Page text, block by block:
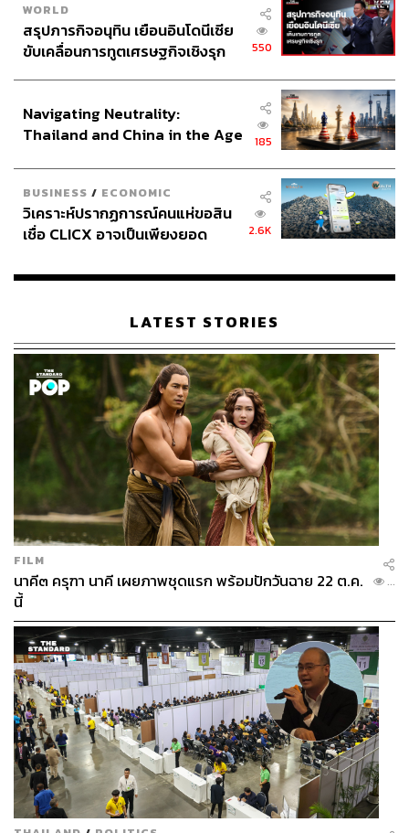
WORLD
สรุปภารกิจอนุทิน เยือนอินโดนีเซีย
ขับเคลื่อนการทูตเศรษฐกิจเชิงรุก
550
Navigating Neutrality:
Thailand and China in the Age
185
BUSINESS / ECONOMIC
วิเคราะห์ปรากฏการณ์คนแห่ขอสิน
เชื่อ CLICX อาจเป็นเพียงยอด
เรือนไทยที่ถูกซุกไว้
2.6K
LATEST STORIES
FILM
นาคี๓ ครุฑา นาคี เผยภาพชุดแรก พร้อมปักวันฉาย 22 ต.ค.
นี้
...